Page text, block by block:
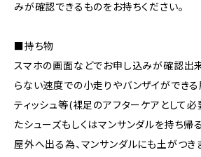
みが確認できるものをお持ちください。
■持ち物
スマホの画面などでお申し込みが確認出
らない速度での小走りやバンザイができ
ティッシュ等(裸足のアフターケアとして
たシューズもしくはマンサンダルを持ち帰
屋外へ出る為、マンサンダルにも土がつ